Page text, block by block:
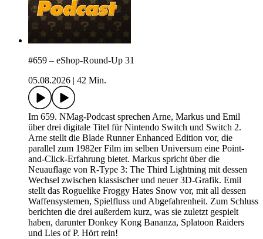
#659 – eShop-Round-Up 31
05.08.2026
42 Min.
Im 659. NMag-Podcast sprechen Arne, Markus und Emil
über drei digitale Titel für Nintendo Switch und Switch 2.
Arne stellt die Blade Runner Enhanced Edition vor, die
parallel zum 1982er Film im selben Universum eine Point-
and-Click-Erfahrung bietet. Markus spricht über die
Neuauflage von R-Type 3: The Third Lightning mit dessen
Wechsel zwischen klassischer und neuer 3D-Grafik. Emil
stellt das Roguelike Froggy Hates Snow vor, mit all dessen
Waffensystemen, Spielfluss und Abgefahrenheit. Zum Schluss
berichten die drei außerdem kurz, was sie zuletzt gespielt
haben, darunter Donkey Kong Bananza, Splatoon Raiders
und Lies of P. Hört rein!